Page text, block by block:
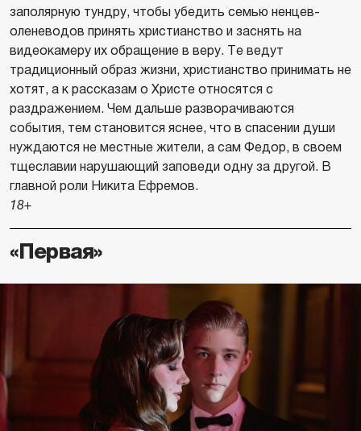
заполярную тундру, чтобы убедить семью ненцев-
оленеводов принять христианство и заснять на
видеокамеру их обращение в веру. Те ведут
традиционный образ жизни, христианство принимать не
хотят, а к рассказам о Христе относятся с
раздражением. Чем дальше разворачиваются
события, тем становится яснее, что в спасении души
нуждаются не местные жители, а сам Федор, в своем
тщеславии нарушающий заповеди одну за другой. В
главной роли Никита Ефремов.
18+
«Первая»